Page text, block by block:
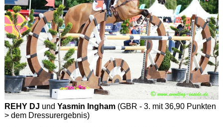
REHY DJ und Yasmin Ingham(GBR - 3. mit 36,90 Punkten
> dem Dressurergebnis)